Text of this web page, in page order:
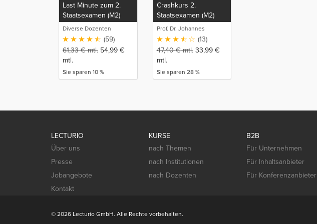
Last Minute zum 2.
Staatsexamen (M2)
Diverse Dozenten
(59)
61,33€mtl. 54,99 €
mtl.
Sie sparen 10 %
Crashkurs 2.
Staatsexamen (M2)
Prof. Dr. Johannes
Schulze
(13)
47,40€mtl. 33,99 €
mtl.
Sie sparen 28 %
LECTURIO
Über uns
Presse
Jobangebote
Kontakt
KURSE
nach Themen
nach Institutionen
nach Dozenten
B2B
Für Unternehmen
Für Inhaltsanbieter
Für Konferenzanbieter
© 2026 Lecturio GmbH. Alle Rechte vorbehalten.